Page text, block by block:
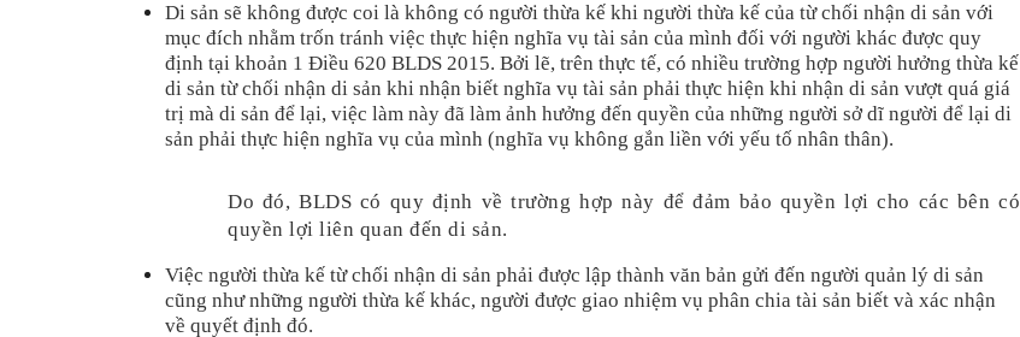
Di sản sẽ không được coi là không có người thừa kế khi người thừa kế của từ chối nhận di sản với
mục đích nhằm trốn tránh việc thực hiện nghĩa vụ tài sản của mình đối với người khác được quy
định tại khoản 1 Điều 620 BLDS 2015. Bởi lẽ, trên thực tế, có nhiều trường hợp người hưởng thừa kế
di sản từ chối nhận di sản khi nhận biết nghĩa vụ tài sản phải thực hiện khi nhận di sản vượt quá giá
trị mà di sản để lại, việc làm này đã làm ảnh hưởng đến quyền của những người sở dĩ người để lại di
sản phải thực hiện nghĩa vụ của mình (nghĩa vụ không gắn liền với yếu tố nhân thân).
Do đó, BLDS có quy định về trường hợp này để đảm bảo quyền lợi cho các bên có
quyền lợi liên quan đến di sản.
Việc người thừa kế từ chối nhận di sản phải được lập thành văn bản gửi đến người quản lý di sản
cũng như những người thừa kế khác, người được giao nhiệm vụ phân chia tài sản biết và xác nhận
về quyết định đó.